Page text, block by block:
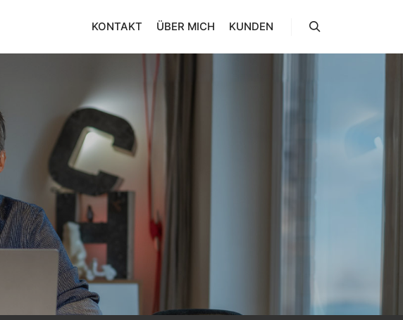
KONTAKT ÜBER MICH KUNDEN